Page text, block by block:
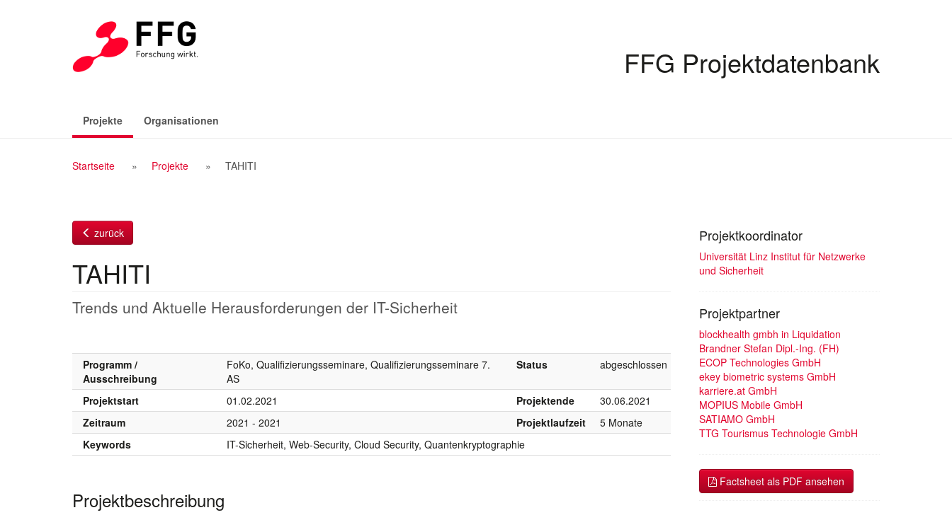
FFG Projektdatenbank
Projekte(aktiv)Organisationen
Breadcrumb
Startseite Projekte TAHITI
zurück
TAHITI
Trends und Aktuelle Herausforderungen der IT-Sicherheit
Programm /
Ausschreibung
FoKo, Qualifizierungsseminare, Qualifizierungsseminare 7.
AS
Status abgeschlossen
Projektstart 01.02.2021 Projektende
30.06.2021
Zeitraum
2021 - 2021 Projektlaufzeit
5 Monate
Keywords
IT-Sicherheit, Web-Security, Cloud Security, Quantenkryptographie
Projektbeschreibung
Projektkoordinator
Universität Linz Institut für Netzwerke
und Sicherheit
Projektpartner
blockhealth gmbh in Liquidation
Brandner Stefan Dipl.-Ing. (FH)
ECOP Technologies GmbH
ekey biometric systems GmbH
karriere.at GmbH
MOPIUS Mobile GmbH
SATIAMO GmbH
TTG Tourismus Technologie GmbH
Factsheet als PDF ansehen